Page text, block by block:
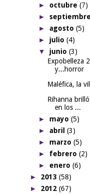
► octubre (7)
► septiembre
► agosto (5)
► julio (4)
▼ junio (3)
Expobelleza
y...horror
Maléfica, la
Rihanna
en los ...
► mayo (5)
► abril (3)
► marzo (5)
► febrero (2)
► enero (6)
► 2013 (58)
► 2012 (67)